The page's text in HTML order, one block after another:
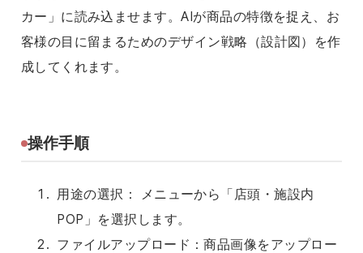
カー」に読み込ませます。AIが商品の特徴を捉え、お
客様の目に留まるためのデザイン戦略（設計図）を作
成してくれます。
操作手順
用途の選択： メニューから「店頭・施設内
POP」を選択します。
ファイルアップロード：商品画像をアップロー